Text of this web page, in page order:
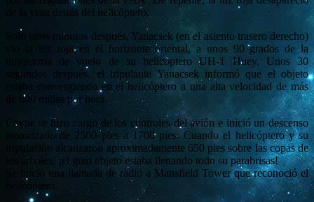
de la vista detrás del helicóptero.
Solo unos minutos después, Yanacsek (en el asiento trasero derecho)
vio la luz roja en el horizonte oriental, a unos 90 grados de la
trayectoria de vuelo de su helicóptero UH-1 Huey. Unos 30
segundos después, el tripulante Yanacsek informó que el objeto
estaba convergiendo en el helicóptero a una alta velocidad de más
de 600 millas por hora.
Coyne se hizo cargo de los controles del avión e inició un descenso
motorizado de 2500 pies a 1700 pies. Cuando el helicóptero y su
tripulación alcanzaron aproximadamente 650 pies sobre las copas de
los árboles, ¡el gran objeto estaba llenando todo su parabrisas!
Se inició una llamada de radio a Mansfield Tower que reconoció el
helicóptero.